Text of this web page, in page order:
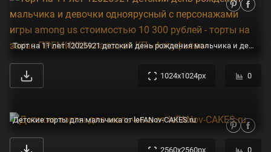
Торт на 11 лет 12025921 детский день рождения мальчика и девочки одноярусный с персонажами игры among us стоимостью 10 300 рублей - торты на заказ ПРЕМИУМ-класса от КП «Алтуфьево»
1024x1024px 0
Детские торты для мальчика от leFANov-CAKES.ru
2560x2560px 0